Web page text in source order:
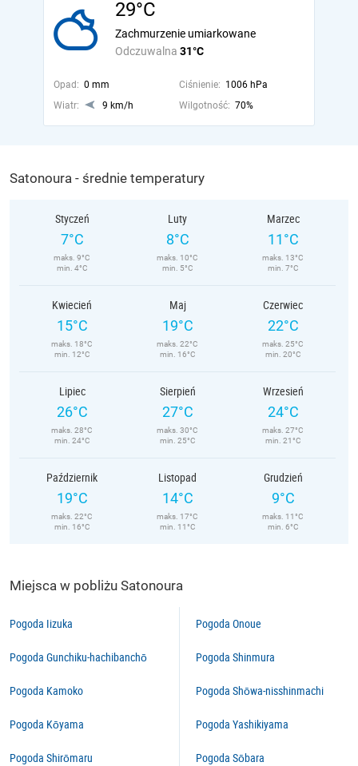
29°C
Odczuwalna 31°C
Zachmurzenie umiarkowane
Opad: 0 mm Ciśnienie: 1006 hPa
Wiatr:
9 km/h Wilgotność: 70%
Satonoura - średnie temperatury
Styczeń
7°C
maks. 9°C
min. 4°C
Luty
8°C
maks. 10°C
min. 5°C
Marzec
11°C
maks. 13°C
min. 7°C
Kwiecień
15°C
maks. 18°C
min. 12°C
Maj
19°C
maks. 22°C
min. 16°C
Czerwiec
22°C
maks. 25°C
min. 20°C
Lipiec
26°C
maks. 28°C
min. 24°C
Sierpień
27°C
maks. 30°C
min. 25°C
Wrzesień
24°C
maks. 27°C
min. 21°C
Październik
19°C
maks. 22°C
min. 16°C
Listopad
14°C
maks. 17°C
min. 11°C
Grudzień
9°C
maks. 11°C
min. 6°C
Miejsca w pobliżu Satonoura
Pogoda Iizuka
Pogoda Gunchiku-hachibanchō
Pogoda Kamoko
Pogoda Kōyama
Pogoda Shirōmaru
Pogoda Onoue
Pogoda Shinmura
Pogoda Shōwa-nisshinmachi
Pogoda Yashikiyama
Pogoda Sōbara